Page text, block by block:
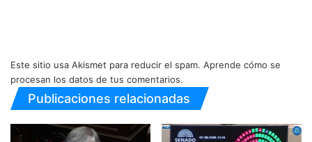
Este sitio usa Akismet para reducir el spam. Aprende cómo se
procesan los datos de tus comentarios.
Publicaciones relacionadas